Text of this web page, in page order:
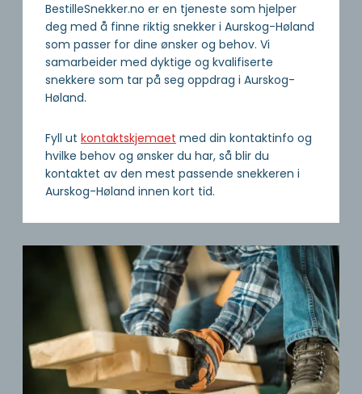
BestilleSnekker.no er en tjeneste som hjelper
deg med å finne riktig snekker i Aurskog-Høland
som passer for dine ønsker og behov. Vi
samarbeider med dyktige og kvalifiserte
snekkere som tar på seg oppdrag i Aurskog-
Høland.
Fyll ut kontaktskjemaet med din kontaktinfo og
hvilke behov og ønsker du har, så blir du
kontaktet av den mest passende snekkeren i
Aurskog-Høland innen kort tid.